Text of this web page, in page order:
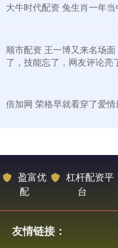
大牛时代配资 兔生肖一年
顺市配资 王一博又来名场
了，技能忘了，网友评论亮
倍加网 荣格早就看穿了爱
盈富优
配
杠杆配资平
台
友情链接：